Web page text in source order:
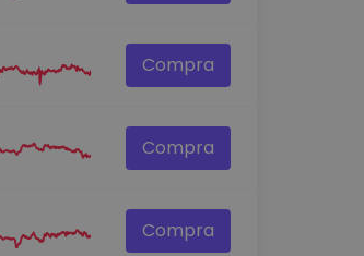
Compra
Compra
Compra